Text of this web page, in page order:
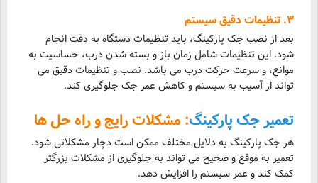
۳. تنظیمات دقیق سیستم
بعد از نصب جک پارکینگ، باید تنظیمات دستگاه به دقت انجام
شود. این تنظیمات شامل زمان باز و بسته شدن درب، حساسیت به
موانع، و سرعت حرکت درب می باشد. نصب و تنظیمات دقیق می
تواند از آسیب به سیستم و کاهش عمر جک جلوگیری کند.
تعمیر جک پارکینگ: مشکلات رایج و راه حل ها
هر جک پارکینگ به دلایل مختلف ممکن است دچار مشکلاتی شود.
تعمیر به موقع و صحیح می تواند به جلوگیری از مشکلات بزرگتر
کمک کند و عمر سیستم را افزایش دهد.